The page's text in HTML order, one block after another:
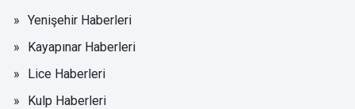
Yenişehir Haberleri
Kayapınar Haberleri
Lice Haberleri
Kulp Haberleri